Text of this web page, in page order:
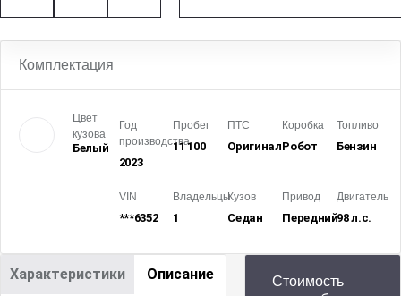
Комплектация
Цвет
кузова
Белый
Год
производства
2023
Пробег
11 100
ПТС
Оригинал
Коробка
Робот
Топливо
Бензин
VIN
***6352
Владельцы
1
Кузов
Седан
Привод
Передний
Двигатель
98 л.с.
Характеристики Описание
Стоимость